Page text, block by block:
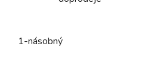
1-násobný